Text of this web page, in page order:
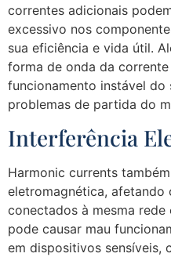
correntes adicionais
excessivo nos
sua eficiência e vida útil.
forma de onda da
funcionamento instável
problemas de partida do
Interferência
Harmonic currents
eletromagnética, afetando
conectados à mesma
pode causar mau
em dispositivos sensíveis,